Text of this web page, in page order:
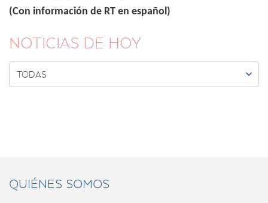
(Con información de RT en español)
NOTICIAS DE HOY
TODAS 
QUIÉNES SOMOS